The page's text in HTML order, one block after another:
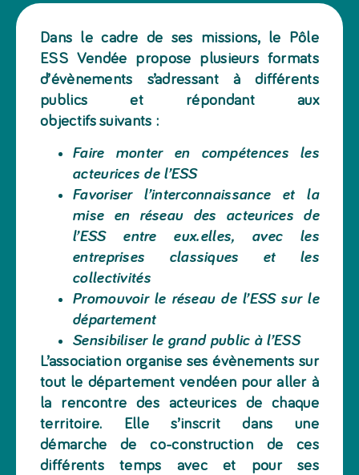
Dans le cadre de ses missions, le Pôle
ESS Vendée propose plusieurs formats
d’évènements s’adressant à différents
publics et répondant aux
objectifs suivants :
Faire monter en compétences les
acteurices de l’ESS
Favoriser l’interconnaissance et la
mise en réseau des acteurices de
l’ESS entre eux.elles, avec les
entreprises classiques et les
collectivités
Promouvoir le réseau de l’ESS sur le
département
Sensibiliser le grand public à l’ESS
L’association organise ses évènements sur
tout le département vendéen pour aller à
la rencontre des acteurices de chaque
territoire. Elle s’inscrit dans une
démarche de co-construction de ces
différents temps avec et pour ses